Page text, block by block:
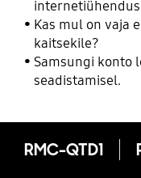
Kas mul on vaja
kaitsekile?
Samsungi konto
seadistamisel.
RMC-QTD1